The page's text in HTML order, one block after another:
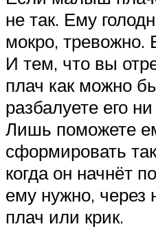
не так. Ему
мокро,
И тем, что вы
плач как можно
разбалуете его
Лишь поможете
сформировать
когда он начнёт
ему нужно, через
плач или крик.